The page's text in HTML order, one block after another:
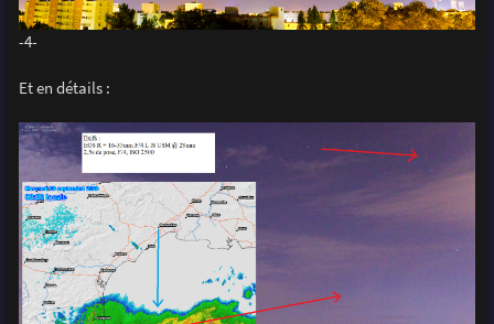
-4-
Et en détails :